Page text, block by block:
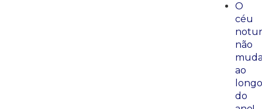
O
céu
não
ao
longo
do